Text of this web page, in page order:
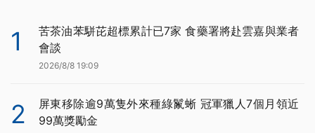
1
苦茶油苯駢芘超標累計已7家 食藥署將赴雲嘉與業者
會談
2026/8/8 19:09
2
屏東移除逾9萬隻外來種綠鬣蜥 冠軍獵人7個月領近
99萬獎勵金